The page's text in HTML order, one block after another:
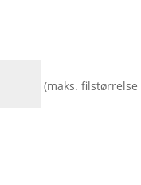
(maks. filstørrelse